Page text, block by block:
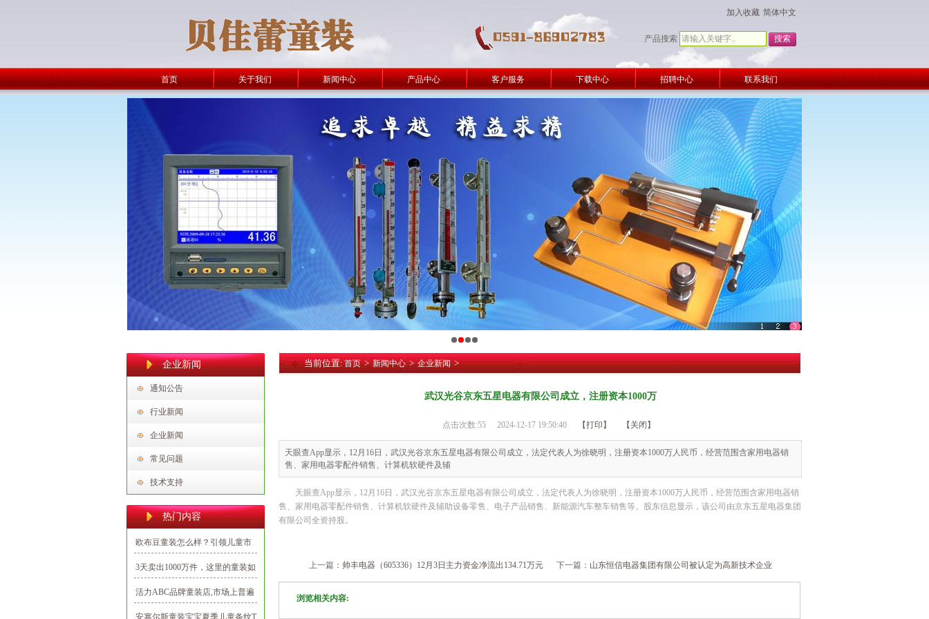
加入收藏 简体中文
产品搜索
首页 关于我们 新闻中心 产品中心 客户服务 下载中心 招聘中心 联系我们
企业新闻
通知公告
行业新闻
企业新闻
常见问题
技术支持
热门内容
欧布豆童装怎么样？引领儿童市
场潮流打造新时代的潮娃
3天卖出1000万件，这里的童装如
何出彩又出圈？
活力ABC品牌童装店,市场上普遍
认可的优质项目
安塞尔斯童装宝宝夏季儿童条纹T
当前位置:首页>新闻中心>企业新闻>
武汉光谷京东五星电器有限公司成立，注册资本1000万
点击次数:55 2024-12-17 19:50:40 【打印】 【关闭】
天眼查App显示，12月16日，武汉光谷京东五星电器有限公司成立，法定代表人为徐晓明，注册资本1000万人民币，经营范围含家用电器销
售、家用电器零配件销售、计算机软硬件及辅
天眼查App显示，12月16日，武汉光谷京东五星电器有限公司成立，法定代表人为徐晓明，注册资本1000万人民币，经营范围含家用电器销
售、家用电器零配件销售、计算机软硬件及辅助设备零售、电子产品销售、新能源汽车整车销售等。股东信息显示，该公司由京东五星电器集团
有限公司全资持股。
上一篇： 帅丰电器（605336）12月3日主力资金净流出134.71万元 下一篇： 山东恒信电器集团有限公司被认定为高新技术企业
浏览相关内容: